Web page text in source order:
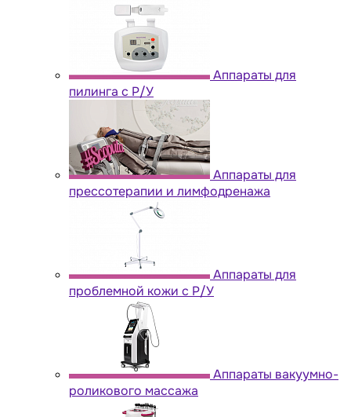
Аппараты для
пилинга с Р/У
Аппараты для
прессотерапии и лимфодренажа
Аппараты для
проблемной кожи с Р/У
Аппараты вакуумно-
роликового массажа